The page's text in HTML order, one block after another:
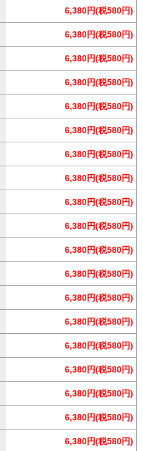
6,380円(税580円)
6,380円(税580円)
6,380円(税580円)
6,380円(税580円)
6,380円(税580円)
6,380円(税580円)
6,380円(税580円)
6,380円(税580円)
6,380円(税580円)
6,380円(税580円)
6,380円(税580円)
6,380円(税580円)
6,380円(税580円)
6,380円(税580円)
6,380円(税580円)
6,380円(税580円)
6,380円(税580円)
6,380円(税580円)
6,380円(税580円)